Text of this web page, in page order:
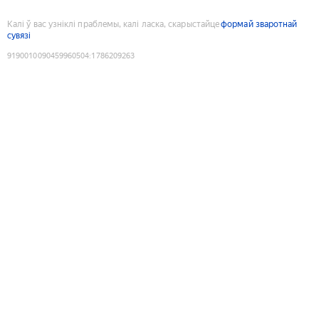
Калі ў вас узніклі праблемы, калі ласка, скарыстайцеформай зваротнай
сувязі
9190010090459960504:1786209263